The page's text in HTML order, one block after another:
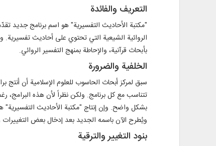
التعريف والفائدة
"مكتبة الأحاديث التفسيرية" هو اسم برنامج جديد
الروائية الشيعية التي تحتوي على أحاديث تفسيرية.
بأبحاث قرآنية، والإحاطة بمنهج التفسير الروائي.
الخلفية والضرورة
تتناسب مع كل برنامج. ولكن نظراً لأن هذه البرامج،
بشكل واضح. وإن إنتاج "مكتبة الأحاديث
ويُطرح الآن باسمه الجديد بعد إدخال بعض التغييرات
بنود التغيير والترقية